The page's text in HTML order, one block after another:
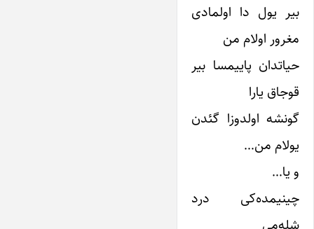
بیر یول دا اولمادی
مغرور اولام من
حیاتدان پاییمسا بیر
قوجاق یارا
گونشه اولدوزا گئدن
یولام من…
و یا…
چینیمده‌کی درد
شله‌می